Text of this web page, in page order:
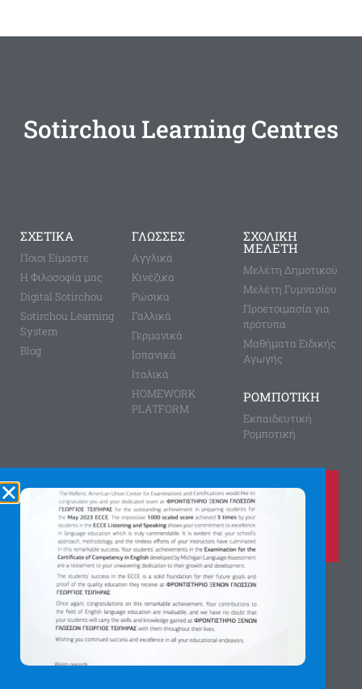
Sotirchou Learning Centres
ΣΧΕΤΙΚΑ
Ποιοι Είμαστε
Η Φιλοσοφία μας
Digital Sotirchou
Sotirchou Learning
System
Blog
ΓΛΩΣΣΕΣ
Aγγλικά
Κινέζικα
Ρώσικα
Γαλλικά
Γερμανικά
Ισπανικά
Ιταλικά
HOMEWORK
PLATFORM
ΣΧΟΛΙΚΗ
ΜΕΛΕΤΗ
Μελέτη Δημοτικού
Μελέτη Γυμνασίου
Προετοιμασία για
πρότυπα
Μαθήματα Ειδικής
Αγωγής
ΡΟΜΠΟΤΙΚΗ
Εκπαιδευτική
Ρομποτική
Καλέστε μας τώρα στο
210 8028149
για περισσότερες πληροφορίες
Αγίας Παρασκευής 8, Άνω Πεύκη
Αργύρη Γεωργίου 2, Λυκόβρυση
Πατήστε εδώ για χάρτη